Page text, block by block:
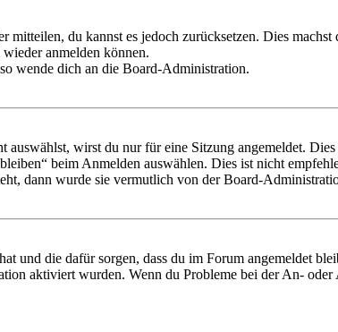
du kannst es jedoch zurücksetzen. Dies
anmelden können.
wende dich an die Board-Administration.
wirst du nur für eine Sitzung angemeldet.
beim Anmelden auswählen. Dies ist nicht
dann wurde sie vermutlich von der Board-
und die dafür sorgen, dass du im Forum angemeldet
aktiviert wurden. Wenn du Probleme bei der An-